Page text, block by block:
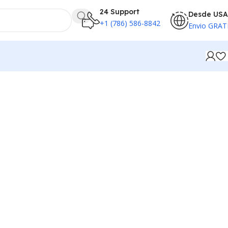
24 Support
+1 (786) 586-8842
Desde USA
Envio